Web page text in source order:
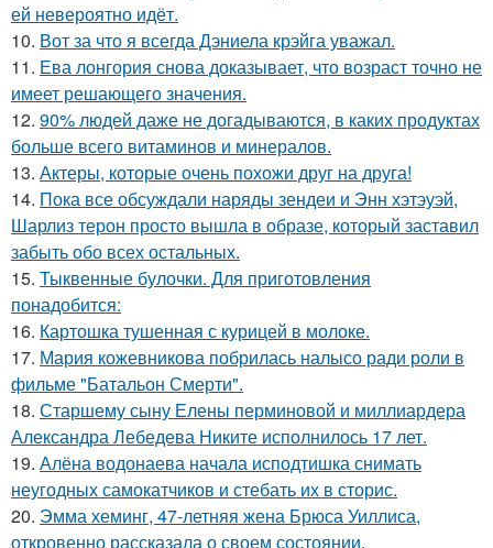
ей невероятно идёт.
10. Вот за что я всегда Дэниела крэйга уважал.
11. Ева лонгория снова доказывает, что возраст точно не
имеет решающего значения.
12. 90% людей даже не догадываются, в каких продуктах
больше всего витаминов и минералов.
13. Актеры, которые очень похожи друг на друга!
14. Пока все обсуждали наряды зендеи и Энн хэтэуэй,
Шарлиз терон просто вышла в образе, который заставил
забыть обо всех остальных.
15. Тыквенные булочки. Для приготовления
понадобится:
16. Картошка тушенная с курицей в молоке.
17. Мария кожевникова побрилась налысо ради роли в
фильме "Батальон Смерти".
18. Старшему сыну Елены перминовой и миллиардера
Александра Лебедева Никите исполнилось 17 лет.
19. Алёна водонаева начала исподтишка снимать
неугодных самокатчиков и стебать их в сторис.
20. Эмма хеминг, 47-летняя жена Брюса Уиллиса,
откровенно рассказала о своем состоянии.